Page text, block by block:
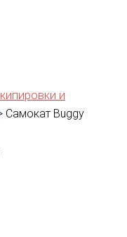
и
Самокат Buggy